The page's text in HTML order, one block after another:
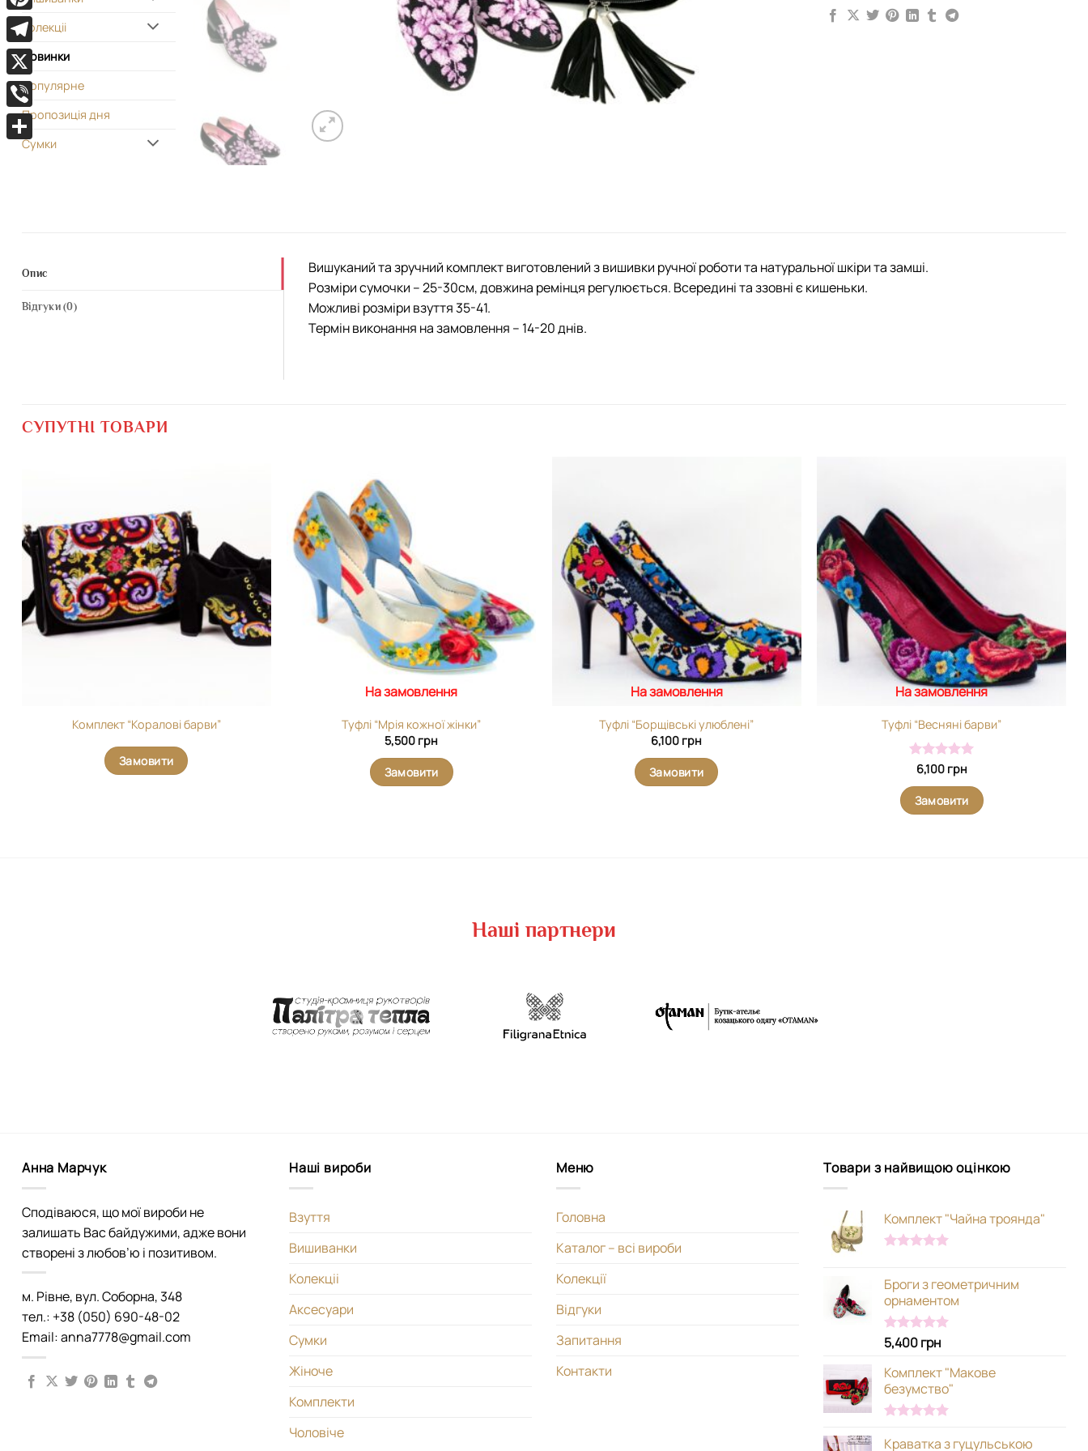
Колекціі
Новинки
Популярне
Пропозиція дня
Сумки
Опис
Відгуки (0)
Вишуканий та зручний комплект виготовлений з вишивки ручної роботи та натуральної шкіри та замші.
Розміри сумочки – 25-30см, довжина ремінця регулюється. Всередині та ззовні є кишеньки.
Можливі розміри взуття 35-41.
Термін виконання на замовлення – 14-20 днів.
СУПУТНІ ТОВАРИ
Комплект “Коралові барви”
Замовити
На замовлення
Туфлі “Мрія кожної жінки”
5,500 грн
Замовити
На замовлення
Туфлі “Борщівські улюблені”
6,100 грн
Замовити
На замовлення
Туфлі “Весняні барви”
Оцінено в
6,100 грн
Замовити
Наші партнери
Анна Марчук
Сподіваюся, що мої вироби не
залишать Вас байдужими, адже вони
створені з любов’ю і позитивом.
м. Рівне, вул. Соборна, 348
тел.: +38 (050) 690-48-02
Email: anna7778@gmail.com
Наші вироби
Взуття
Вишиванки
Колекціі
Аксесуари
Сумки
Жіноче
Комплекти
Чоловіче
Меню
Головна
Каталог – всі вироби
Колекції
Відгуки
Запитання
Контакти
Товари з найвищою оцінкою
Комплект "Чайна троянда"
Броги з геометричним
орнаментом
Оцінено в
з 5
5,400грн
Комплект "Макове
безумство"
5.00з 5
Краватка з гуцульською
Pinterest
Telegram
X
Viber
Поділитися